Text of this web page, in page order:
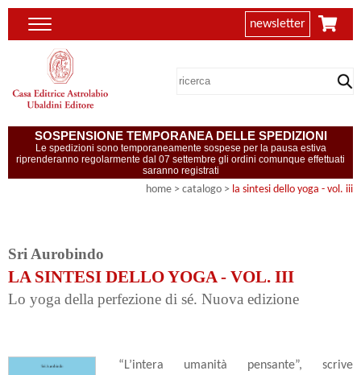
newsletter
SOSPENSIONE TEMPORANEA DELLE SPEDIZIONI
Le spedizioni sono temporaneamente sospese per la pausa estiva
riprenderanno regolarmente dal 07 settembre gli ordini comunque effettuati
saranno registrati
home > catalogo > la sintesi dello yoga - vol. iii
Sri Aurobindo
LA SINTESI DELLO YOGA - VOL. III
Lo yoga della perfezione di sé. Nuova edizione
“L’intera umanità pensante”, scrive